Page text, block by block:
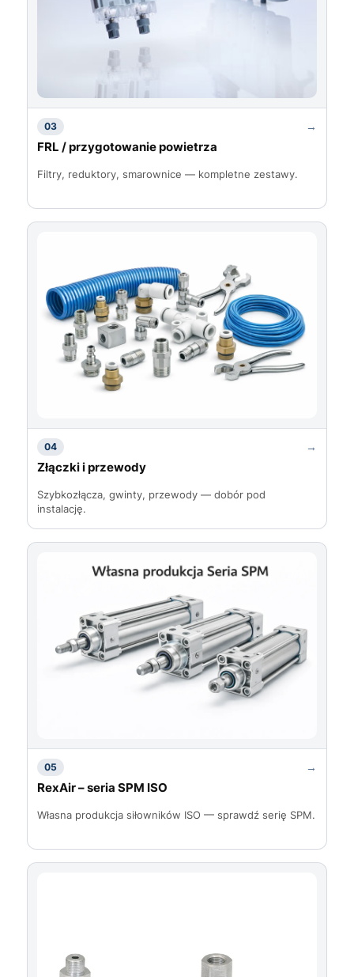
03 →
FRL / przygotowanie powietrza
Filtry, reduktory, smarownice — kompletne zestawy.
04 →
Złączki i przewody
Szybkozłącza, gwinty, przewody — dobór pod
instalację.
05 →
RexAir – seria SPM ISO
Własna produkcja siłowników ISO — sprawdź serię SPM.